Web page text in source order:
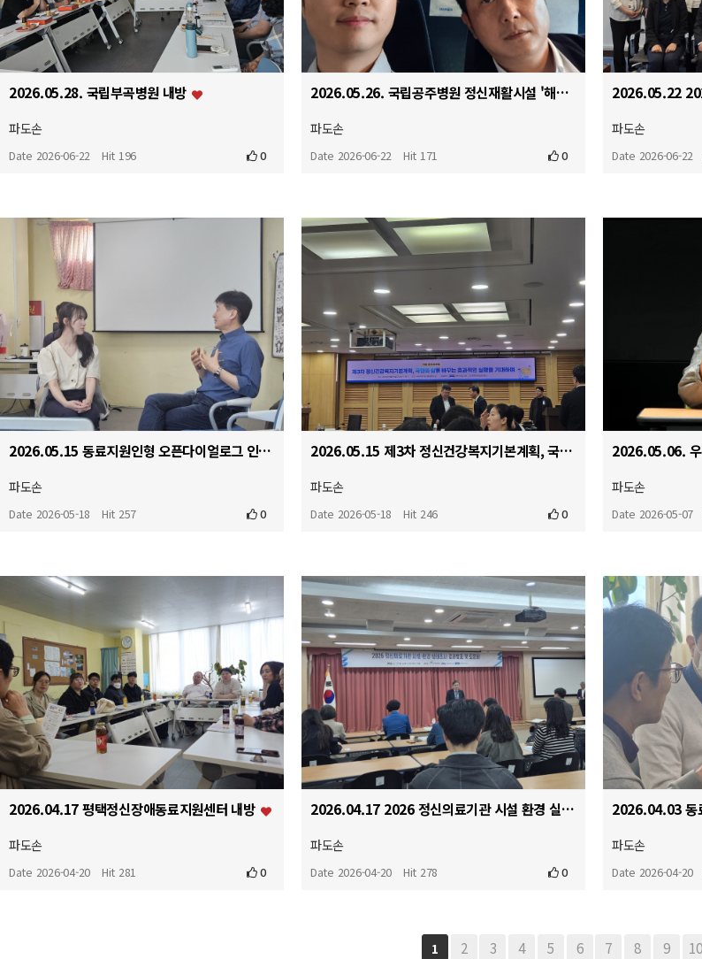
2026.05.28. 국립부곡병원 내방
파도손
Date 2026-06-22 Hit 196 0
2026.05.26. 국립공주병원 정신재활시설 '해봄' 개소식
파도손
Date 2026-06-22 Hit 171 0
파도손
Date 2026-06-22
2026.05.15 동료지원인형 오픈다이얼로그 인터비전
파도손
Date 2026-05-18 Hit 257 0
2026.05.15 제3차 정신건강복지기본계획, 국민의 삶을 바꾸는 효과적인 실행을 기대하며 국회 정책 토론…
파도손
Date 2026-05-18 Hit 246 0
파도손
Date 2026-05-07
2026.04.17 평택정신장애동료지원센터 내방
파도손
Date 2026-04-20 Hit 281 0
2026.04.17 2026 정신의료기관 시설 환경 실태조사 결과발표 및 토론회
파도손
Date 2026-04-20 Hit 278 0
파도손
Date 2026-04-20
1 2 3 4 5 6 7 8 9 10